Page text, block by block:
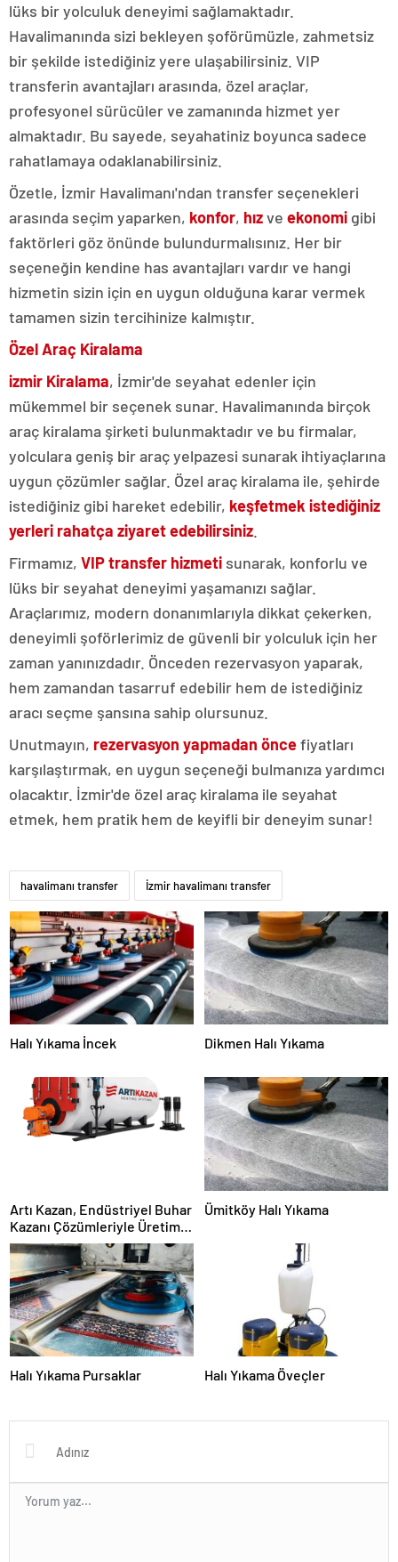
lüks bir yolculuk deneyimi sağlamaktadır.
Havalimanında sizi bekleyen şoförümüzle, zahmetsiz
bir şekilde istediğiniz yere ulaşabilirsiniz. VIP
transferin avantajları arasında, özel araçlar,
profesyonel sürücüler ve zamanında hizmet yer
almaktadır. Bu sayede, seyahatiniz boyunca sadece
rahatlamaya odaklanabilirsiniz.
Özetle, İzmir Havalimanı'ndan transfer seçenekleri
arasında seçim yaparken, konfor, hızve ekonomi gibi
faktörleri göz önünde bulundurmalısınız. Her bir
seçeneğin kendine has avantajları vardır ve hangi
hizmetin sizin için en uygun olduğuna karar vermek
tamamen sizin tercihinize kalmıştır.
Özel Araç Kiralama
izmir Kiralama, İzmir'de seyahat edenler için
mükemmel bir seçenek sunar. Havalimanında birçok
araç kiralama şirketi bulunmaktadır ve bu firmalar,
yolculara geniş bir araç yelpazesi sunarak ihtiyaçlarına
uygun çözümler sağlar. Özel araç kiralama ile, şehirde
istediğiniz gibi hareket edebilir, keşfetmek istediğiniz
yerleri rahatça ziyaret edebilirsiniz
Firmamız, VIP transfer hizmeti sunarak, konforlu ve
lüks bir seyahat deneyimi yaşamanızı sağlar.
Araçlarımız, modern donanımlarıyla dikkat çekerken,
deneyimli şoförlerimiz de güvenli bir yolculuk için her
zaman yanınızdadır. Önceden rezervasyon yaparak,
hem zamandan tasarruf edebilir hem de istediğiniz
aracı seçme şansına sahip olursunuz.
Unutmayın, rezervasyon yapmadan öncefiyatları
karşılaştırmak, en uygun seçeneği bulmanıza yardımcı
olacaktır. İzmir'de özel araç kiralama ile seyahat
etmek, hem pratik hem de keyifli bir deneyim sunar!
havalimanı transfer İzmir havalimanı transfer
Halı Yıkama İncek Dikmen Halı Yıkama
Artı Kazan, Endüstriyel Buhar
Kazanı Çözümleriyle Üretim
Tesislerine Verimli Sistemler
Sunuyor
Ümitköy Halı Yıkama
Halı Yıkama Pursaklar Halı Yıkama Öveçler